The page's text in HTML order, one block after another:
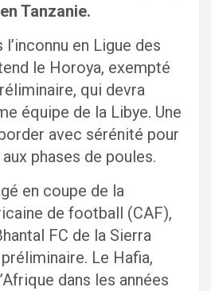
Tanzanie.
l’inconnu en Ligue des
le Horoya, exempté
qui devra
équipe de la Libye. Une
avec sérénité pour
phases de poules.
en coupe de la
de football (CAF),
FC de la Sierra
Le Hafia,
dans les années